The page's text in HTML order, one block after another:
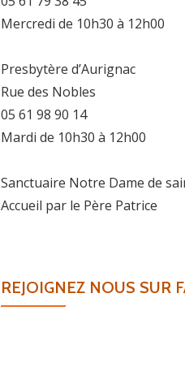
Mercredi de 10h30 à 12h00
Presbytère d’Aurignac
Rue des Nobles
05 61 98 90 14
Mardi de 10h30 à 12h00
Sanctuaire Notre Dame de
Accueil par le Père Patrice
REJOIGNEZ NOUS SUR